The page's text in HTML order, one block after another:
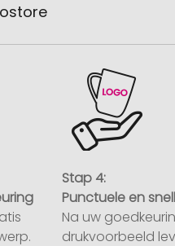
Stap 4:
Punctuele en
Na uw
drukvoorbeeld